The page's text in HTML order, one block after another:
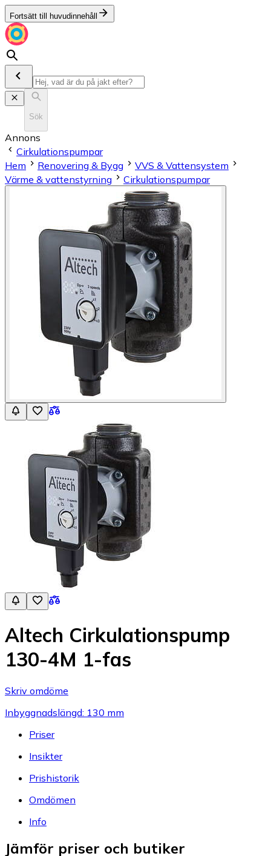
Fortsätt till huvudinnehåll
Sök
Annons
Cirkulationspumpar
Hem
Renovering & Bygg
VVS & Vattensystem
Värme & vattenstyrning
Cirkulationspumpar
Altech Cirkulationspump
130-4M 1-fas
Skriv omdöme
Inbyggnadslängd: 130 mm
Priser
Insikter
Prishistorik
Omdömen
Info
Jämför priser och butiker